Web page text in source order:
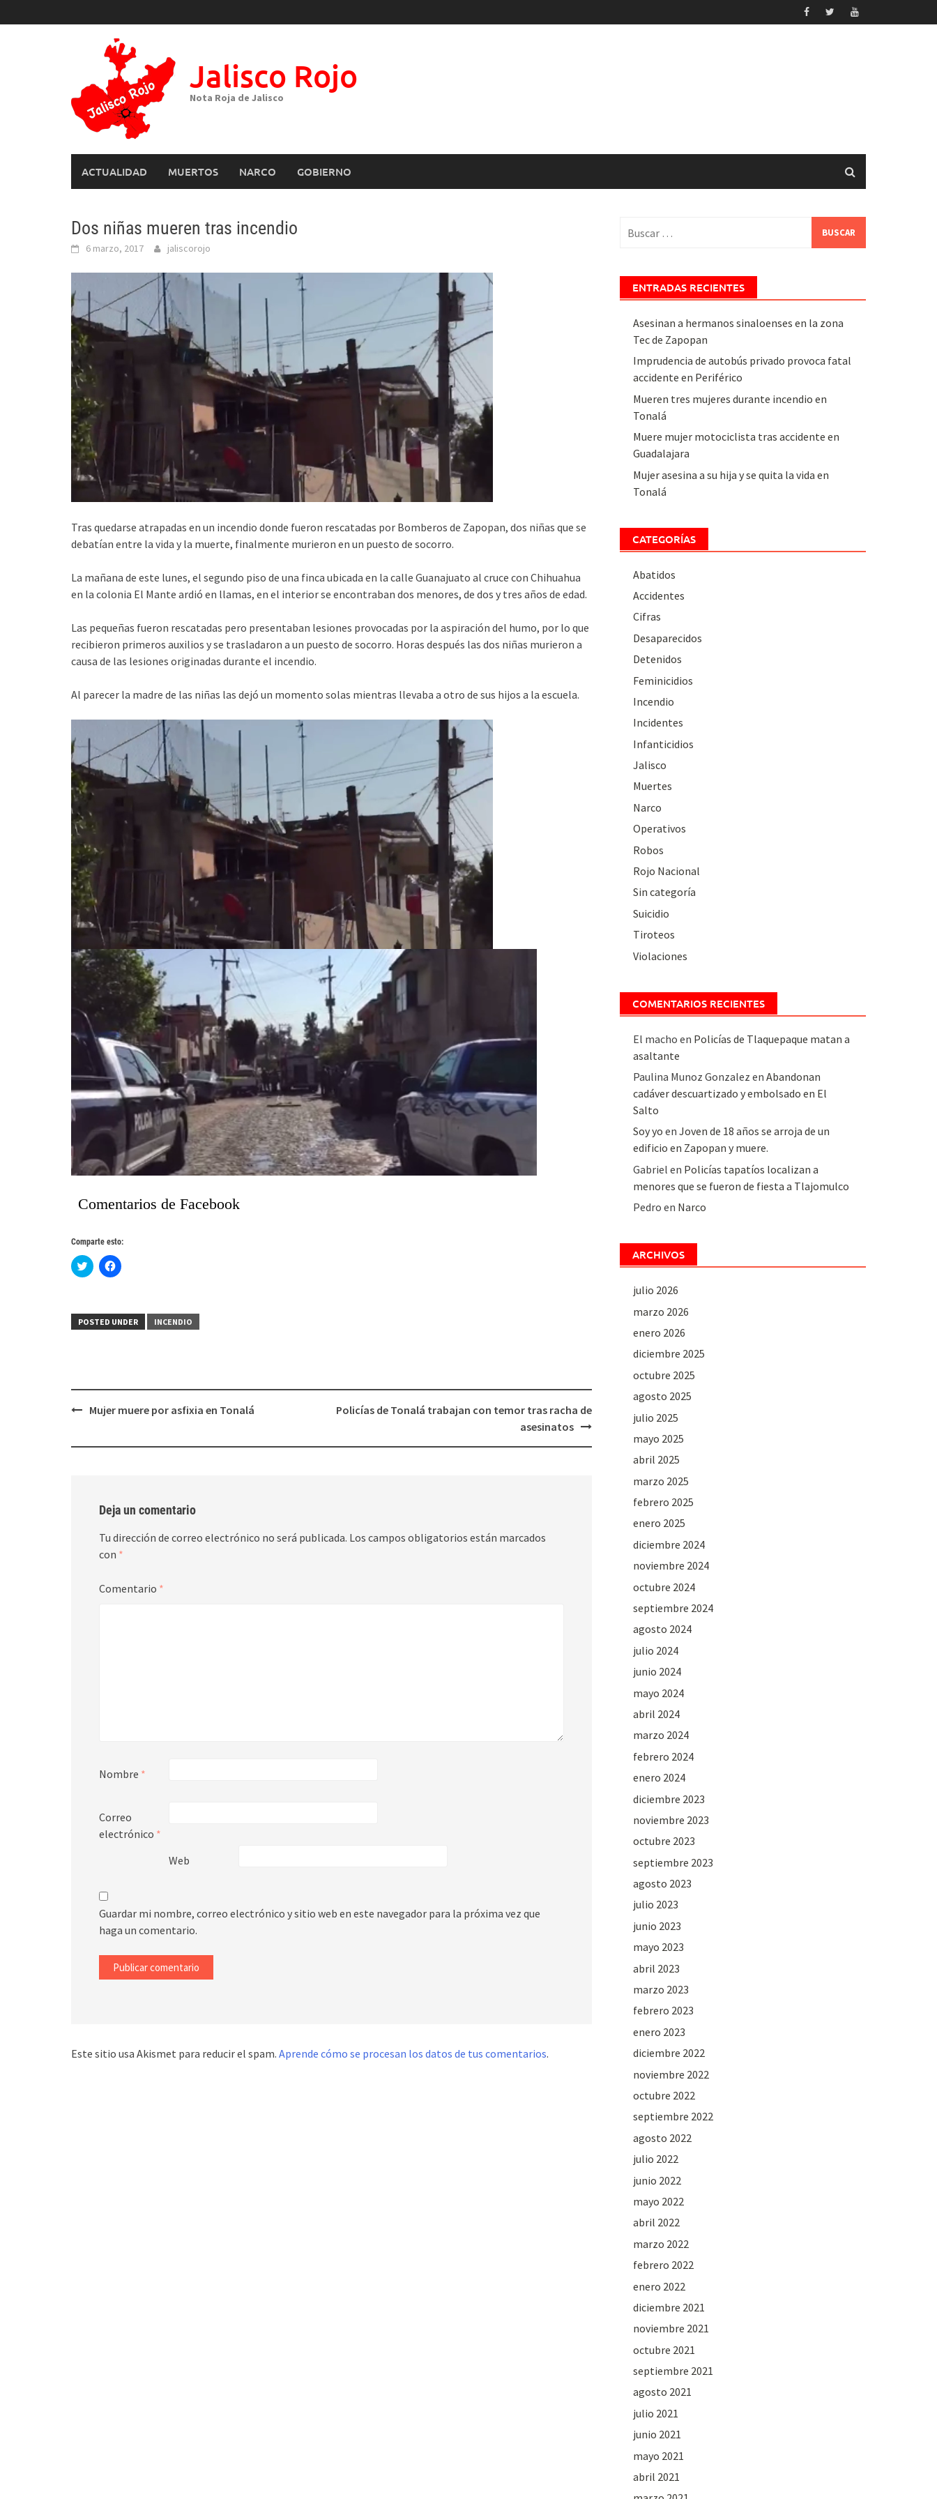
to
Jalisco Rojo
Nota Roja de Jalisco
ACTUALIDAD MUERTOS NARCO GOBIERNO
Dos niñas mueren tras incendio
6 marzo, 2017 jaliscorojo
Tras quedarse atrapadas en un incendio donde fueron rescatadas por Bomberos de Zapopan, dos niñas que se
debatían entre la vida y la muerte, finalmente murieron en un puesto de socorro.
La mañana de este lunes, el segundo piso de una finca ubicada en la calle Guanajuato al cruce con Chihuahua
en la colonia El Mante ardió en llamas, en el interior se encontraban dos menores, de dos y tres años de edad.
Las pequeñas fueron rescatadas pero presentaban lesiones provocadas por la aspiración del humo, por lo que
recibieron primeros auxilios y se trasladaron a un puesto de socorro. Horas después las dos niñas murieron a
causa de las lesiones originadas durante el incendio.
Al parecer la madre de las niñas las dejó un momento solas mientras llevaba a otro de sus hijos a la escuela.
Comentarios de Facebook
Comparte esto:
Haz
clic
(Se
abre
Haz
clic
(Se
abre
POSTED UNDER INCENDIO
PostMujer muere por asfixia en Tonalá
Policías de Tonalá trabajan con temor tras racha de
asesinatos
Deja un comentario
Tu dirección de correo electrónico no será publicada. Los campos obligatorios están marcados
con *
Comentario *
Nombre *
Correo
electrónico *
Web
Guardar mi nombre, correo electrónico y sitio web en este navegador para la próxima vez que
haga un comentario.
Este sitio usa Akismet para reducir el spam. Aprende cómo se procesan los datos de tus comentarios.
ENTRADAS RECIENTES
Asesinan a hermanos sinaloenses en la zona
Tec de Zapopan
Imprudencia de autobús privado provoca fatal
accidente en Periférico
Mueren tres mujeres durante incendio en
Tonalá
Muere mujer motociclista tras accidente en
Guadalajara
Mujer asesina a su hija y se quita la vida en
Tonalá
CATEGORÍAS
Abatidos
Accidentes
Cifras
Desaparecidos
Detenidos
Feminicidios
Incendio
Incidentes
Infanticidios
Jalisco
Muertes
Narco
Operativos
Robos
Rojo Nacional
Sin categoría
Suicidio
Tiroteos
Violaciones
COMENTARIOS RECIENTES
El macho en Policías de Tlaquepaque matan a
asaltante
Paulina Munoz Gonzalez en Abandonan
cadáver descuartizado y embolsado en El
Salto
Soy yo en Joven de 18 años se arroja de un
edificio en Zapopan y muere.
Gabriel en Policías tapatíos localizan a
menores que se fueron de fiesta a Tlajomulco
Pedro en Narco
ARCHIVOS
julio 2026
marzo 2026
enero 2026
diciembre 2025
octubre 2025
agosto 2025
julio 2025
mayo 2025
abril 2025
marzo 2025
febrero 2025
enero 2025
diciembre 2024
noviembre 2024
octubre 2024
septiembre 2024
agosto 2024
julio 2024
junio 2024
mayo 2024
abril 2024
marzo 2024
febrero 2024
enero 2024
diciembre 2023
noviembre 2023
octubre 2023
septiembre 2023
agosto 2023
julio 2023
junio 2023
mayo 2023
abril 2023
marzo 2023
febrero 2023
enero 2023
diciembre 2022
noviembre 2022
octubre 2022
septiembre 2022
agosto 2022
julio 2022
junio 2022
mayo 2022
abril 2022
marzo 2022
febrero 2022
enero 2022
diciembre 2021
noviembre 2021
octubre 2021
septiembre 2021
agosto 2021
julio 2021
junio 2021
mayo 2021
abril 2021